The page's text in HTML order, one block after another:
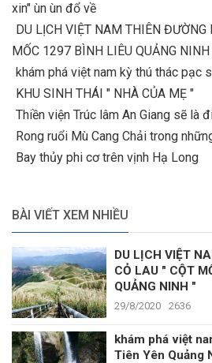
xin" ùn ùn đổ về
DU LỊCH VIỆT NAM THIÊN ĐƯỜNG
MỐC 1297 BÌNH LIÊU QUẢNG NINH
khám phá việt nam kỳ thú thác pạc
KHU SINH THÁI " NHÀ CỦA MẸ "
Thiền viện Trúc lâm An Giang sẽ là
Rong ruổi Mù Cang Chải trong
Bay thủy phi cơ trên vịnh Hạ Long
BÀI VIẾT XEM NHIỀU
DU LỊCH VIỆT
CỎ LAU " CỘT
QUẢNG NINH "
29/8/2020 2636
khám phá việt
Tiên Yên Quảng